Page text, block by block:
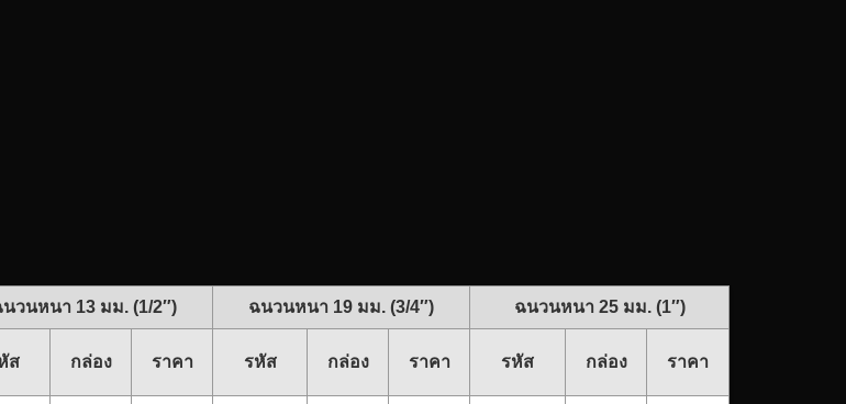
วนหนา 13 มม. (1/2″) ฉนวนหนา 19 มม. (3/4″) ฉนวนหนา 25 มม. (1″)
ส กล่อง ราคา รหัส กล่อง ราคา รหัส กล่อง ราคา